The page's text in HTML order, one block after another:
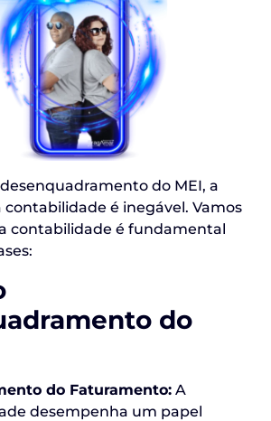
do MEI, a
é inegável. Vamos
contabilidade é fundamental
do
do Faturamento: A
desempenha um papel